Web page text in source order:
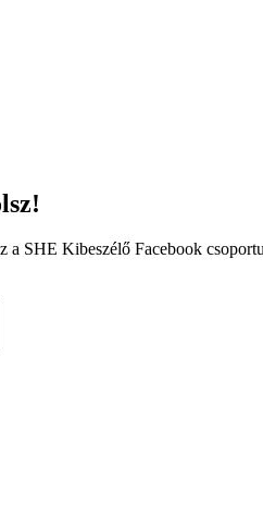
a SHE Kibeszélő Facebook